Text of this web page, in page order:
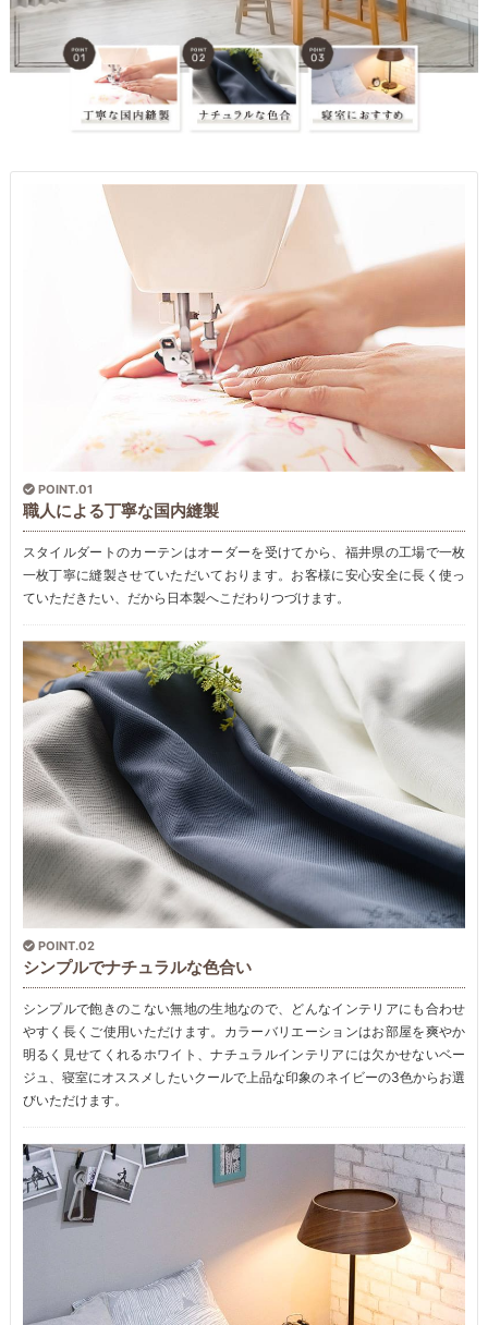
POINT.01
職人による丁寧な国内縫製
スタイルダートのカーテンはオーダーを受けてから、福井県の工場で一枚
一枚丁寧に縫製させていただいております。お客様に安心安全に長く使っ
ていただきたい、だから日本製へこだわりつづけます。
POINT.02
シンプルでナチュラルな色合い
シンプルで飽きのこない無地の生地なので、どんなインテリアにも合わせ
やすく長くご使用いただけます。カラーバリエーションはお部屋を爽やか
明るく見せてくれるホワイト、ナチュラルインテリアには欠かせないベー
ジュ、寝室にオススメしたいクールで上品な印象のネイビーの3色からお選
びいただけます。